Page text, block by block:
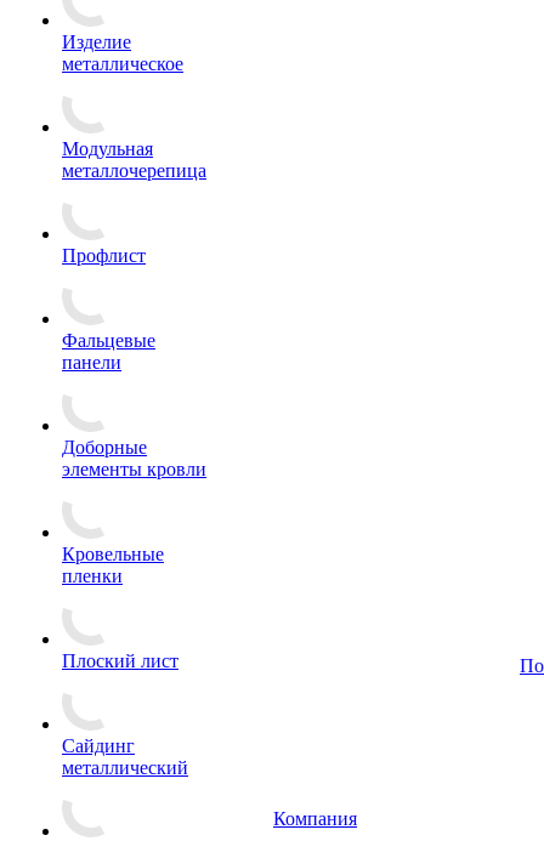
Изделие
металлическое
Модульная
металлочерепица
Профлист
Фальцевые
панели
Доборные
элементы кровли
Кровельные
пленки
Плоский лист
Сайдинг
металлический
Компания